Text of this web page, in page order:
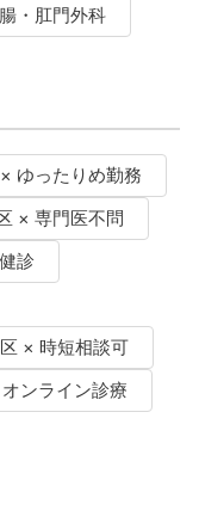
・肛門外科
ゆったりめ勤務
× 専門医不問
診
× 時短相談可
ンライン診療